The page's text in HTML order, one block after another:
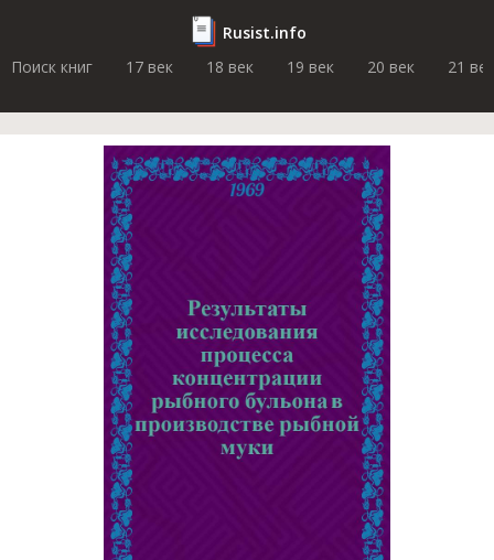
Rusist.info
Поиск книг
17 век 18 век 19 век 20 век 21 век